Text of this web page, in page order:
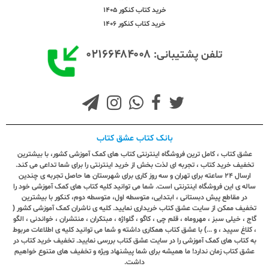
خرید کتاب کنکور 1405
خرید کتاب کنکور 1406
تلفن پشتیبانی: ۰۲۱۶۶۴۸۴۰۰۸
بانک کتاب عشق کتاب
عشق کتاب ، کامل ترین فروشگاه اینترنتی کتاب های کمک آموزشی کشور، با بیشترین
تخفیف خرید کتاب ، تجربه ای لذت بخش از خرید اینترنتی را برای شما تداعی می کند.
ارسال ٢٤ ساعته برای تهران و سه روز کاری برای شهرستان ها حاصل تجربه ی چندین
ساله ی این فروشگاه اینترنتی است. شما می توانید کلیه کتاب های کمک آموزشی خود را
در مقاطع پیش دبستانی ، ابتدایی، متوسطه اول، متوسطه دوم، کنکور با بیشترین
تخفیف ممکن از سایت عشق کتاب خریداری نمایید. کلیه ی ناشران کمک آموزشی کشور (
گاج ، خیلی سبز ، مهروماه ، قلم چی ، کاگو ، گلواژه ، مبتکران ، منتشران ، خواندنی ، الگو
، کلاغ سپید ، و ...) با عشق کتاب همکاری داشته و شما می توانید کلیه ی اطلاعات مربوط
به کتاب های کمک آموزشی را در سایت عشق کتاب بررسی نمایید. تخفیف خرید کتاب در
عشق کتاب زمان ندارد! ما همیشه برای شما پیشنهاد ویژه و تخفیف های متنوع خواهیم
داشت.